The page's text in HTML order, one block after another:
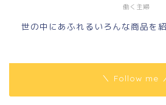
働く主婦
世の中にあふれるいろんな商品を
＼ Follow me